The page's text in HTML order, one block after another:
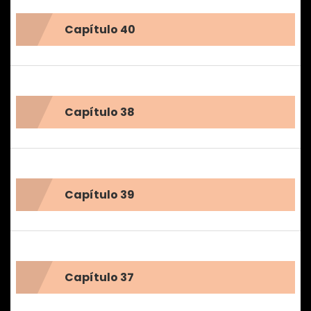
masoquista, pero que no lo era del todo. «¿Yo,
masoquista...?» &lt;¿Yo, masoquista?&gt;
Capítulo 40
Capítulo 38
Capítulo 39
Capítulo 37